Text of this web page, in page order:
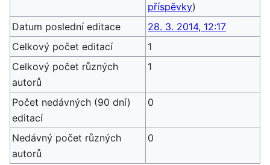
příspěvky)
Datum poslední editace
28. 3. 2014, 12:17
Celkový počet editací
1
Celkový počet různých
autorů
1
Počet nedávných (90 dní)
editací
0
Nedávný počet různých
autorů
0